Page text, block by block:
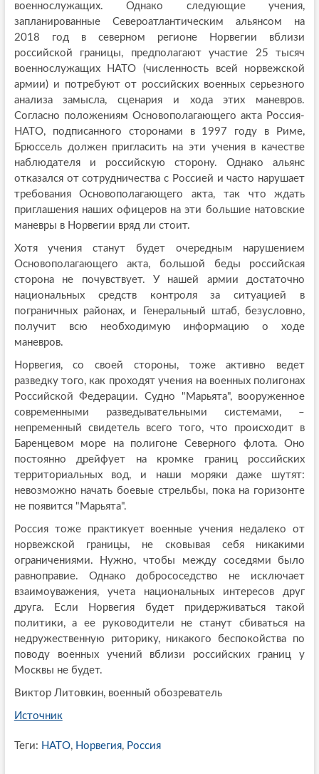
военнослужащих. Однако следующие учения,
запланированные Североатлантическим альянсом на
2018 год в северном регионе Норвегии вблизи
российской границы, предполагают участие 25 тысяч
военнослужащих НАТО (численность всей норвежской
армии) и потребуют от российских военных серьезного
анализа замысла, сценария и хода этих маневров.
Согласно положениям Основополагающего акта Россия-
НАТО, подписанного сторонами в 1997 году в Риме,
Брюссель должен пригласить на эти учения в качестве
наблюдателя и российскую сторону. Однако альянс
отказался от сотрудничества с Россией и часто нарушает
требования Основополагающего акта, так что ждать
приглашения наших офицеров на эти большие натовские
маневры в Норвегии вряд ли стоит.
Хотя учения станут будет очередным нарушением
Основополагающего акта, большой беды российская
сторона не почувствует. У нашей армии достаточно
национальных средств контроля за ситуацией в
пограничных районах, и Генеральный штаб, безусловно,
получит всю необходимую информацию о ходе
маневров.
Норвегия, со своей стороны, тоже активно ведет
разведку того, как проходят учения на военных полигонах
Российской Федерации. Судно "Марьята", вооруженное
современными разведывательными системами, –
непременный свидетель всего того, что происходит в
Баренцевом море на полигоне Северного флота. Оно
постоянно дрейфует на кромке границ российских
территориальных вод, и наши моряки даже шутят:
невозможно начать боевые стрельбы, пока на горизонте
не появится "Марьята".
Россия тоже практикует военные учения недалеко от
норвежской границы, не сковывая себя никакими
ограничениями. Нужно, чтобы между соседями было
равноправие. Однако добрососедство не исключает
взаимоуважения, учета национальных интересов друг
друга. Если Норвегия будет придерживаться такой
политики, а ее руководители не станут сбиваться на
недружественную риторику, никакого беспокойства по
поводу военных учений вблизи российских границ у
Москвы не будет.
Виктор Литовкин, военный обозреватель
Источник
Теги: НАТО, Норвегия, Россия